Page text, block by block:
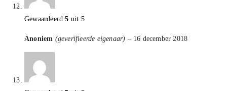
Gewaardeerd5 uit 5
Anoniem (geverifieerde eigenaar) – 16 december 2018